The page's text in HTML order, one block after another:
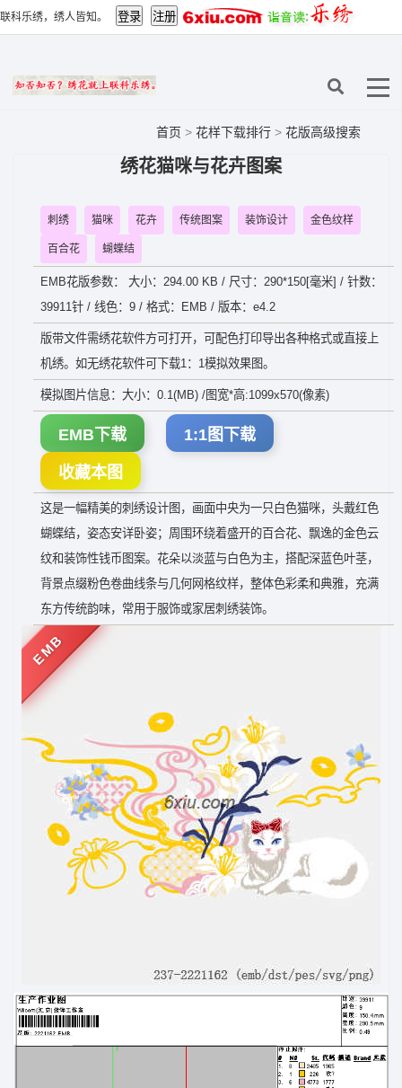
联科乐绣，绣人皆知。
首页 > 花样下载排行 > 花版高级搜索
绣花猫咪与花卉图案
刺绣 猫咪 花卉 传统图案 装饰设计 金色纹样
百合花 蝴蝶结
EMB花版参数： 大小：294.00 KB / 尺寸：290*150[毫米] / 针数：
39911针 / 线色：9 / 格式：EMB / 版本：e4.2
版带文件需绣花软件方可打开，可配色打印导出各种格式或直接上
机绣。如无绣花软件可下载1：1模拟效果图。
模拟图片信息：大小：0.1(MB) /图宽*高:1099x570(像素)
EMB下载 1:1图下载
收藏本图
这是一幅精美的刺绣设计图，画面中央为一只白色猫咪，头戴红色
蝴蝶结，姿态安详卧姿；周围环绕着盛开的百合花、飘逸的金色云
纹和装饰性钱币图案。花朵以淡蓝与白色为主，搭配深蓝色叶茎，
背景点缀粉色卷曲线条与几何网格纹样，整体色彩柔和典雅，充满
东方传统韵味，常用于服饰或家居刺绣装饰。
EMB